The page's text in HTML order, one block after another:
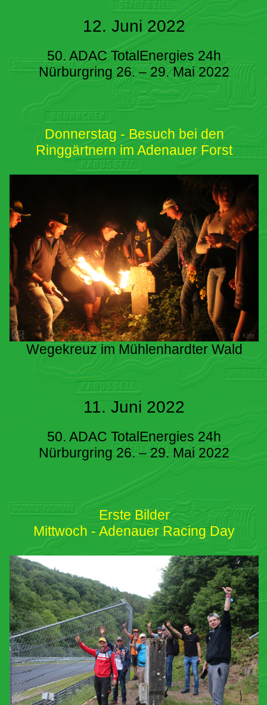
12. Juni 2022
50. ADAC TotalEnergies 24h
Nürburgring 26. – 29. Mai 2022
Donnerstag - Besuch bei den
Ringgärtnern im Adenauer Forst
Wegekreuz im Mühlenhardter Wald
11. Juni 2022
50. ADAC TotalEnergies 24h
Nürburgring 26. – 29. Mai 2022
Erste Bilder
Mittwoch - Adenauer Racing Day